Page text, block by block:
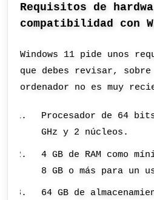
Requisitos de
compatibilidad con
Windows 11 pide unos
que debes revisar,
ordenador no es muy
Procesador de 64
GHz y 2 núcleos.
4 GB de RAM como
8 GB o más para un
64 GB de